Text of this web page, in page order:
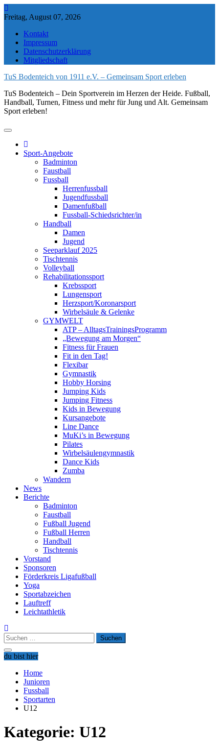
Skip
to
Freitag, August 07, 2026
Kontakt
Impressum
Datenschutzerklärung
Mitgliedschaft
TuS Bodenteich von 1911 e.V. – Gemeinsam Sport erleben
TuS Bodenteich – Dein Sportverein im Herzen der Heide. Fußball,
Handball, Turnen, Fitness und mehr für Jung und Alt. Gemeinsam
Sport erleben!
Sport-Angebote
Badminton
Faustball
Fussball
Herrenfussball
Jugendfussball
Damenfußball
Fussball-Schiedsrichter/in
Handball
Damen
Jugend
Seeparklauf 2025
Tischtennis
Volleyball
Rehabilitationssport
Krebssport
Lungensport
Herzsport/Koronarsport
Wirbelsäule & Gelenke
GYMWELT
ATP – AlltagsTrainingsProgramm
„Bewegung am Morgen“
Fitness für Frauen
Fit in den Tag!
Flexibar
Gymnastik
Hobby Horsing
Jumping Kids
Jumping Fitness
Kids in Bewegung
Kursangebote
Line Dance
MuKi’s in Bewegung
Pilates
Wirbelsäulengymnastik
Dance Kids
Zumba
Wandern
News
Berichte
Badminton
Faustball
Fußball Jugend
Fußball Herren
Handball
Tischtennis
Vorstand
Sponsoren
Förderkreis Ligafußball
Yoga
Sportabzeichen
Lauftreff
Leichtathletik
Suchen
nach:
du bist hier
Home
Junioren
Fussball
Sportarten
U12
Kategorie: U12